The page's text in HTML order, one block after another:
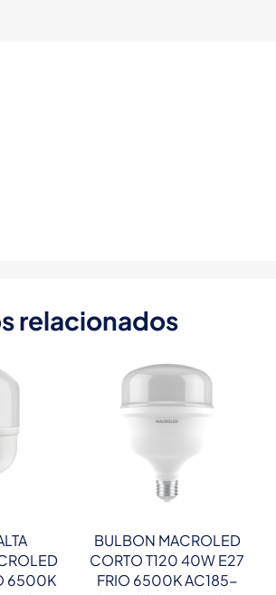
relacionados
6500K
BULBON MACROLED
CORTO T120 40W E27
FRIO 6500K AC185-